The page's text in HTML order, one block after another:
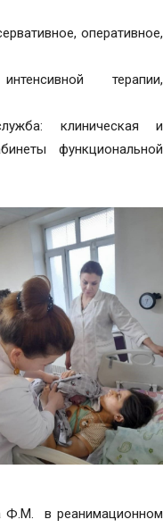
оперативное,
терапии,
клиническая и
функциональной
Ф.М. в реанимационном